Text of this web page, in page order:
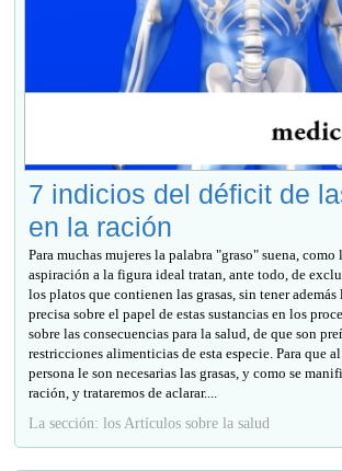
7 indicios del déficit de
en la ración
Para muchas mujeres la palabra "graso" suena,
aspiración a la figura ideal tratan, ante todo, de
los platos que contienen las grasas, sin tener
precisa sobre el papel de estas sustancias en los
sobre las consecuencias para la salud, de que son
restricciones alimenticias de esta especie. Para que
persona le son necesarias las grasas, y como se
ración, y trataremos de aclarar....
La sección: los Artículos sobre la salud